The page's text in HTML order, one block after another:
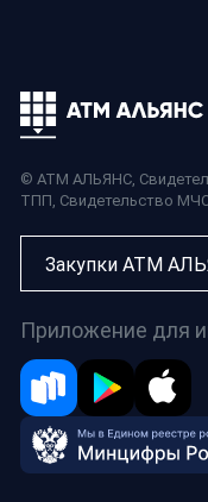
© АТМ АЛЬЯНС,
ТПП, Свидетельство
Закупки АТМ
Приложение для